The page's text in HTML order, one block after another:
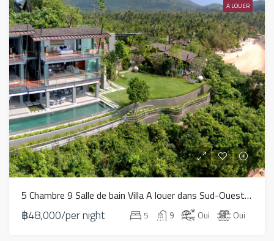
A LOUER
5 Chambre 9 Salle de bain Villa A louer dans Sud-Ouest – LV0020
฿48,000/per night 5 9 Oui Oui